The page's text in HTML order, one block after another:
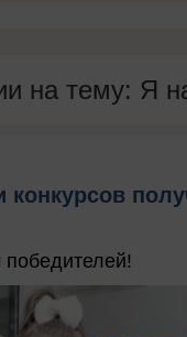
на тему: Я
конкурсов